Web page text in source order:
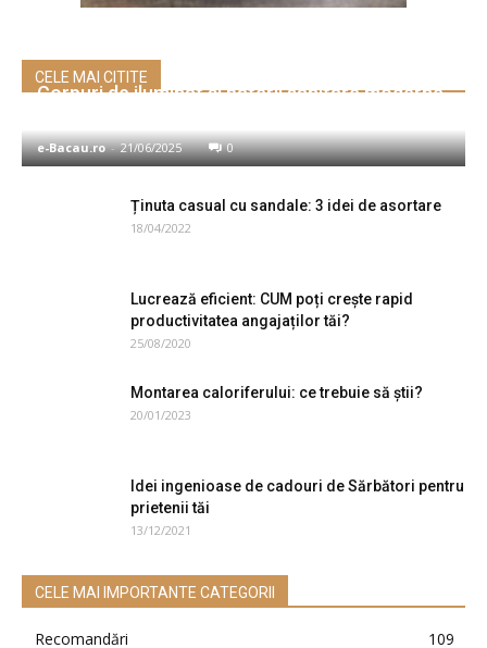
CELE MAI CITITE
Corpuri de iluminat şi baterii sanitare moderne,
e-Bacau.ro - 21/06/2025 0
Ținuta casual cu sandale: 3 idei de asortare
18/04/2022
Lucrează eficient: CUM poți crește rapid
productivitatea angajaților tăi?
25/08/2020
Montarea caloriferului: ce trebuie să știi?
20/01/2023
Idei ingenioase de cadouri de Sărbători pentru
prietenii tăi
13/12/2021
CELE MAI IMPORTANTE CATEGORII
Recomandări
109